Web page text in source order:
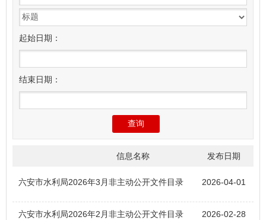
起始日期：
结束日期：
信息名称 发布日期
六安市水利局2026年3月非主动公开文件目录 2026-04-01
六安市水利局2026年2月非主动公开文件目录 2026-02-28